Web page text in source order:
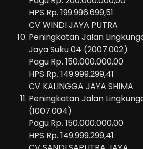
HPS Rp. 199.996.699,51
CV WINDI JAYA PUTRA
Peningkatan Jalan
Jaya Suku 04 (2007.002)
Pagu Rp. 150.000.000,00
HPS Rp. 149.999.299,41
CV KALINGGA JAYA SHIMA
Peningkatan Jalan
(1007.004)
Pagu Rp. 150.000.000,00
HPS Rp. 149.999.299,41